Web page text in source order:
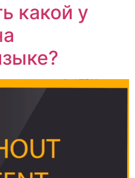
какой у